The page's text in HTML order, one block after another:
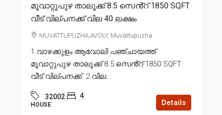
മൂവാറ്റുപുഴ താലൂക്ക് 8.5 സെൻ്റ് 1850 SQFT
വീട് വില്പനക്ക് വില 40 ലക്ഷം
MUVATTUPUZHA,AVOLY, Muvattupuzha
1.വാഴക്കുളം ആവോലി പഞ്ചായത്ത്
മൂവാറ്റുപുഴ താലൂക്ക് 8.5 സെൻ്റ് 1850 SQFT
വീട് വില്പനക്ക്. 2.വില...
32002 4
HOUSE Details